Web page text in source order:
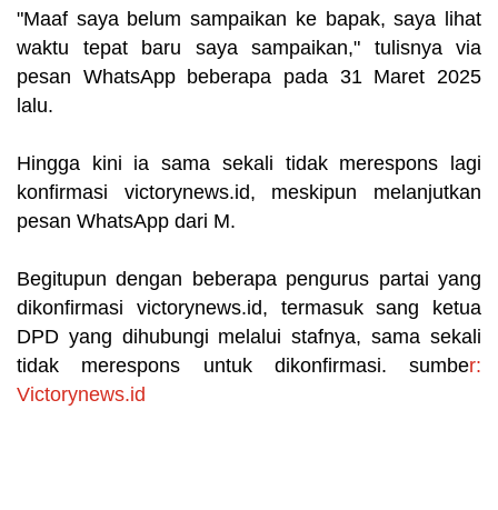
"Maaf saya belum sampaikan ke bapak, saya lihat
waktu tepat baru saya sampaikan," tulisnya via
pesan WhatsApp beberapa pada 31 Maret 2025
lalu.
Hingga kini ia sama sekali tidak merespons lagi
konfirmasi victorynews.id, meskipun melanjutkan
pesan WhatsApp dari M.
Begitupun dengan beberapa pengurus partai yang
dikonfirmasi victorynews.id, termasuk sang ketua
DPD yang dihubungi melalui stafnya, sama sekali
tidak merespons untuk dikonfirmasi. sumber:
Victorynews.id